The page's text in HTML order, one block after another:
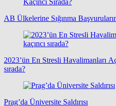
AB Ülkelerine Sığınma
2023’ün En Stresli Havalimanları
sırada?
Prag’da Üniversite Saldırısı